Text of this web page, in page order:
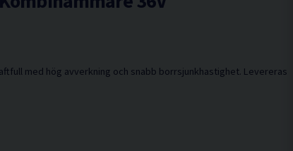
med hög avverkning och snabb borrsjunkhastighet. Levereras